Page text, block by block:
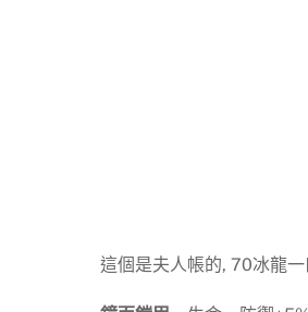
這個是夫人帳的, 70冰龍